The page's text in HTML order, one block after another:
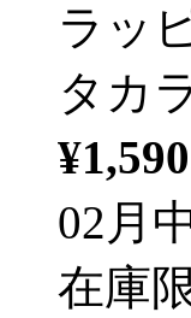
ラッ
タカ
¥1,590
02月
在庫